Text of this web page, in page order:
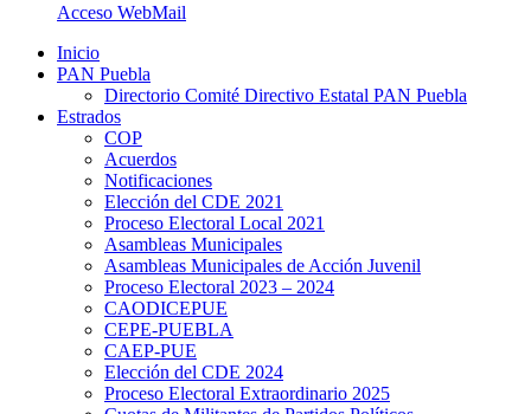
Acceso WebMail
Inicio
PAN Puebla
Directorio Comité Directivo Estatal PAN Puebla
Estrados
COP
Acuerdos
Notificaciones
Elección del CDE 2021
Proceso Electoral Local 2021
Asambleas Municipales
Asambleas Municipales de Acción Juvenil
Proceso Electoral 2023 – 2024
CAODICEPUE
CEPE-PUEBLA
CAEP-PUE
Elección del CDE 2024
Proceso Electoral Extraordinario 2025